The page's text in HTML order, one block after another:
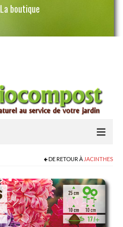
La boutique
DE RETOUR À JACINTHES